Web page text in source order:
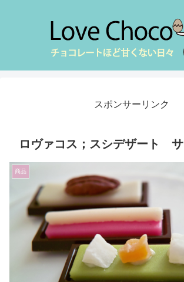
スポンサーリンク
ロヴァコス；スシデザート
商品